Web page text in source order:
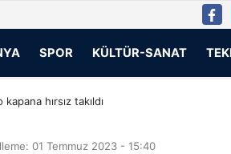
SPOR KÜLTÜR-SANAT
hırsız takıldı
01 Temmuz 2023 - 15:40